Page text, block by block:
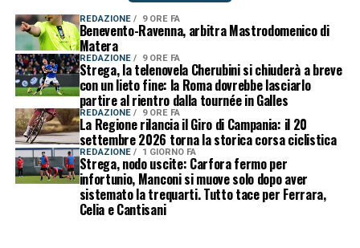
REDAZIONE 9 ORE FA
Benevento-Ravenna, arbitra Mastrodomenico di
Matera
REDAZIONE 9 ORE FA
Strega, la telenovela Cherubini si chiuderà a breve
con un lieto fine: la Roma dovrebbe lasciarlo
partire al rientro dalla tournée in Galles
REDAZIONE 9 ORE FA
La Regione rilancia il Giro di Campania: il 20
settembre 2026 torna la storica corsa ciclistica
REDAZIONE 1 GIORNO FA
Strega, nodo uscite: Carfora fermo per
infortunio, Manconi si muove solo dopo aver
sistemato la trequarti. Tutto tace per Ferrara,
Celia e Cantisani